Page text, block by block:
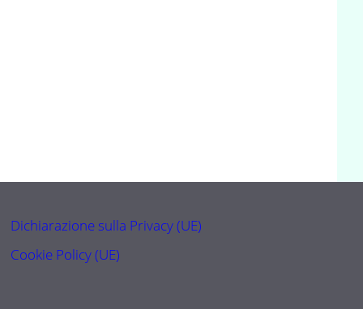
Dichiarazione sulla Privacy (UE)
Cookie Policy (UE)